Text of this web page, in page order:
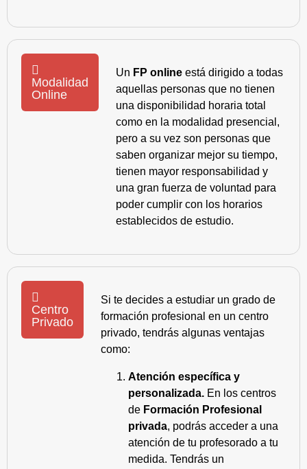
Modalidad
Online
Un FP online está dirigido a todas
aquellas personas que no tienen
una disponibilidad horaria total
como en la modalidad presencial,
pero a su vez son personas que
saben organizar mejor su tiempo,
tienen mayor responsabilidad y
una gran fuerza de voluntad para
poder cumplir con los horarios
establecidos de estudio.
Centro
Privado
Si te decides a estudiar un grado de
formación profesional en un centro
privado, tendrás algunas ventajas
como:
Atención específica y
personalizada. En los centros
de Formación Profesional
privada, podrás acceder a una
atención de tu profesorado a tu
medida. Tendrás un